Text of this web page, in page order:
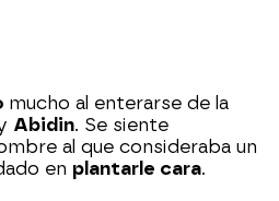
mucho al enterarse de la
Abidin. Se siente
al que consideraba un
en plantarle cara.